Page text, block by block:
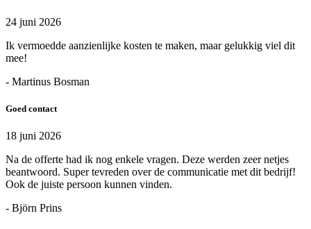
24 juni 2026
Ik vermoedde aanzienlijke kosten te maken, maar gelukkig viel dit
mee!
- Martinus Bosman
Goed contact
18 juni 2026
Na de offerte had ik nog enkele vragen. Deze werden zeer netjes
beantwoord. Super tevreden over de communicatie met dit bedrijf!
Ook de juiste persoon kunnen vinden.
- Björn Prins